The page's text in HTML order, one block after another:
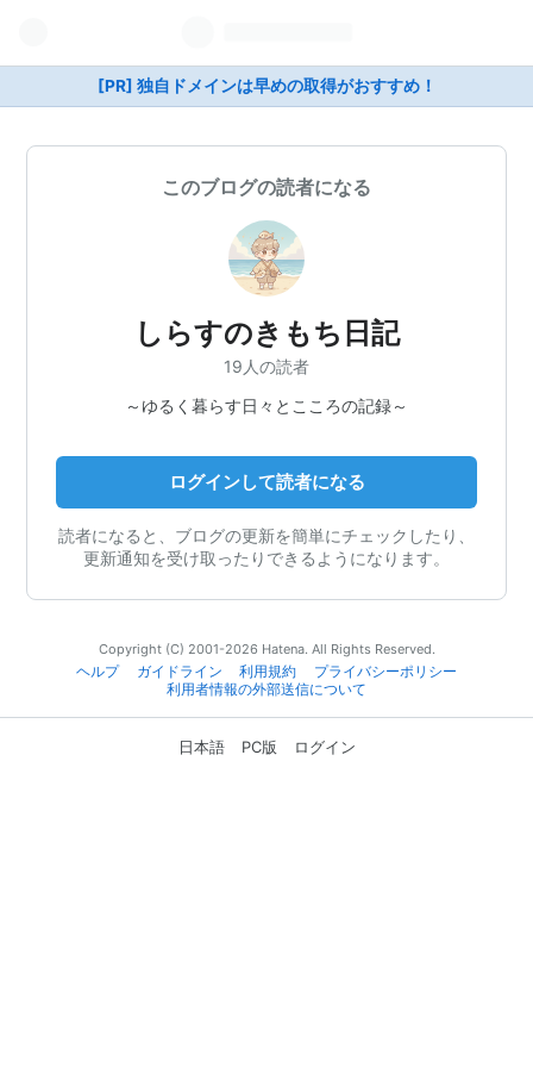
[PR] 独自ドメインは早めの取得がおすすめ！
このブログの読者になる
しらすのきもち日記
19人の読者
～ゆるく暮らす日々とこころの記録～
ログインして読者になる
読者になると、ブログの更新を簡単にチェックしたり、
更新通知を受け取ったりできるようになります。
Copyright (C) 2001-2026 Hatena. All Rights Reserved.
ヘルプ
ガイドライン 利用規約
プライバシーポリシー
利用者情報の外部送信について
日本語 PC版 ログイン